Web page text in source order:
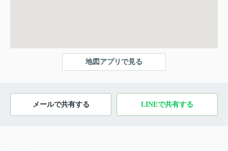
地図アプリで見る
メールで共有する LINEで共有する